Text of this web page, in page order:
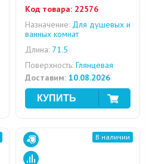
Код товара: 22576
Назначение: Для душевых и
ванных комнат
Длина: 71.5
Поверхность: Глянцевая
Доставим: 10.08.2026
В наличии